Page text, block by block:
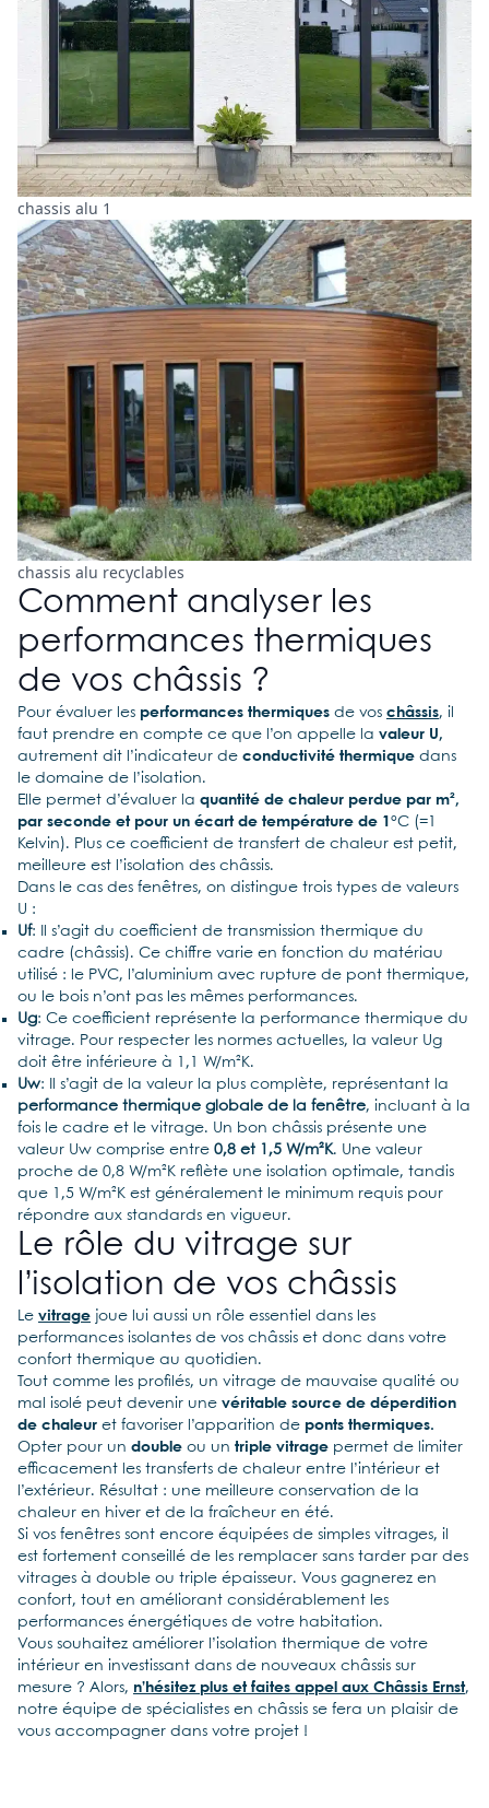
chassis alu 1
chassis alu recyclables
Comment analyser les
performances thermiques
de vos châssis ?
Pour évaluer les performances thermiques de vos châssis, il
faut prendre en compte ce que l’on appelle la valeur U,
autrement dit l’indicateur de conductivité thermique dans
le domaine de l’isolation.
Elle permet d’évaluer la quantité de chaleur perdue par m²,
par seconde et pour un écart de température de 1°C (=1
Kelvin). Plus ce coefficient de transfert de chaleur est petit,
meilleure est l’isolation des châssis.
Dans le cas des fenêtres, on distingue trois types de valeurs
U :
Uf: Il s’agit du coefficient de transmission thermique du
cadre (châssis). Ce chiffre varie en fonction du matériau
utilisé : le PVC, l’aluminium avec rupture de pont thermique,
ou le bois n’ont pas les mêmes performances.
Ug: Ce coefficient représente la performance thermique du
vitrage. Pour respecter les normes actuelles, la valeur Ug
doit être inférieure à 1,1 W/m²K.
Uw: Il s’agit de la valeur la plus complète, représentant la
performance thermique globale de la fenêtre, incluant à la
fois le cadre et le vitrage. Un bon châssis présente une
valeur Uw comprise entre 0,8 et 1,5 W/m²K. Une valeur
proche de 0,8 W/m²K reflète une isolation optimale, tandis
que 1,5 W/m²K est généralement le minimum requis pour
répondre aux standards en vigueur.
Le rôle du vitrage sur
l’isolation de vos châssis
Le vitrage joue lui aussi un rôle essentiel dans les
performances isolantes de vos châssis et donc dans votre
confort thermique au quotidien.
Tout comme les profilés, un vitrage de mauvaise qualité ou
mal isolé peut devenir une véritable source de déperdition
de chaleur et favoriser l’apparition de ponts thermiques.
Opter pour un double ou un triple vitrage permet de limiter
efficacement les transferts de chaleur entre l’intérieur et
l’extérieur. Résultat : une meilleure conservation de la
chaleur en hiver et de la fraîcheur en été.
Si vos fenêtres sont encore équipées de simples vitrages, il
est fortement conseillé de les remplacer sans tarder par des
vitrages à double ou triple épaisseur. Vous gagnerez en
confort, tout en améliorant considérablement les
performances énergétiques de votre habitation.
Vous souhaitez améliorer l’isolation thermique de votre
intérieur en investissant dans de nouveaux châssis sur
mesure ? Alors, n’hésitez plus et faites appel aux Châssis Ernst,
notre équipe de spécialistes en châssis se fera un plaisir de
vous accompagner dans votre projet !